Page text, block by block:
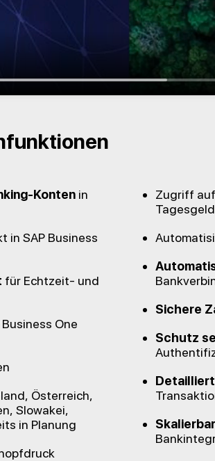
Konten in
in SAP Business
für Echtzeit- und
One
Österreich,
Slowakei,
in Planung
Zugriff auf
Sichere
Schutz
Skalierbar